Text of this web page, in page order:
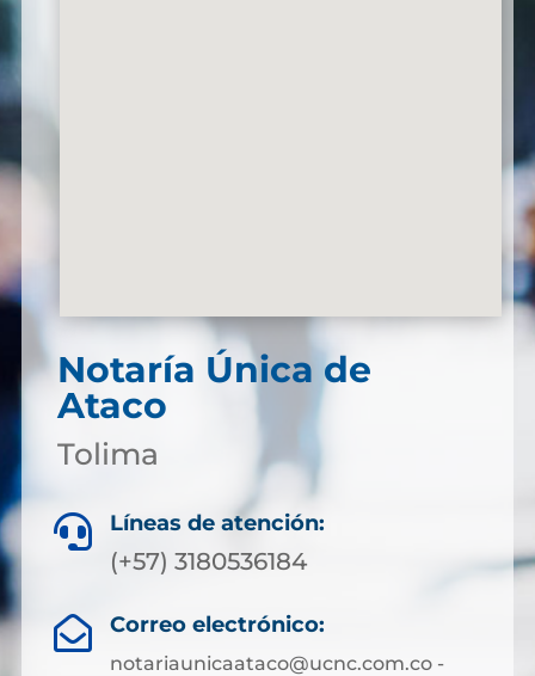
Notaría Única de
Ataco
Tolima
 Líneas de atención:
(+57) 3180536184
 Correo electrónico:
notariaunicaataco@ucnc.com.co -